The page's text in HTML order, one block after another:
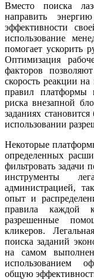
Вместо поиска
направить
эффективности
использование
помогает ускорить
Оптимизация
факторов
скорость реакции
правил платформы
риска внезапной
заданиях
использовании
Некоторые
определенных
фильтровать задачи
инструменты
администрацией,
опыт и
правила каждой
разрешенные
кликеров.
поиска заданий
на самом
использованием
общую